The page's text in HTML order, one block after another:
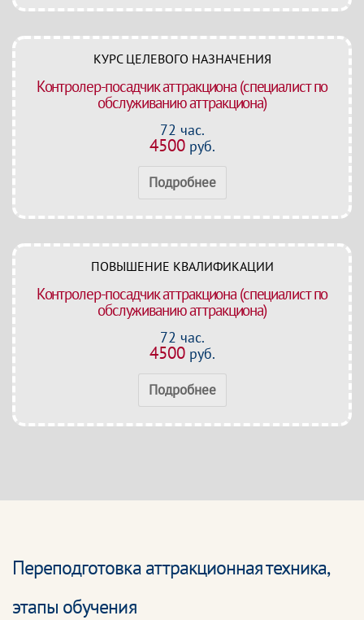
КУРС ЦЕЛЕВОГО НАЗНАЧЕНИЯ
Контролер-посадчик аттракциона (специалист по
обслуживанию аттракциона)
72 час.
4500руб.
Подробнее
ПОВЫШЕНИЕ КВАЛИФИКАЦИИ
Контролер-посадчик аттракциона (специалист по
обслуживанию аттракциона)
72 час.
4500руб.
Подробнее
Переподготовка аттракционная техника,
этапы обучения